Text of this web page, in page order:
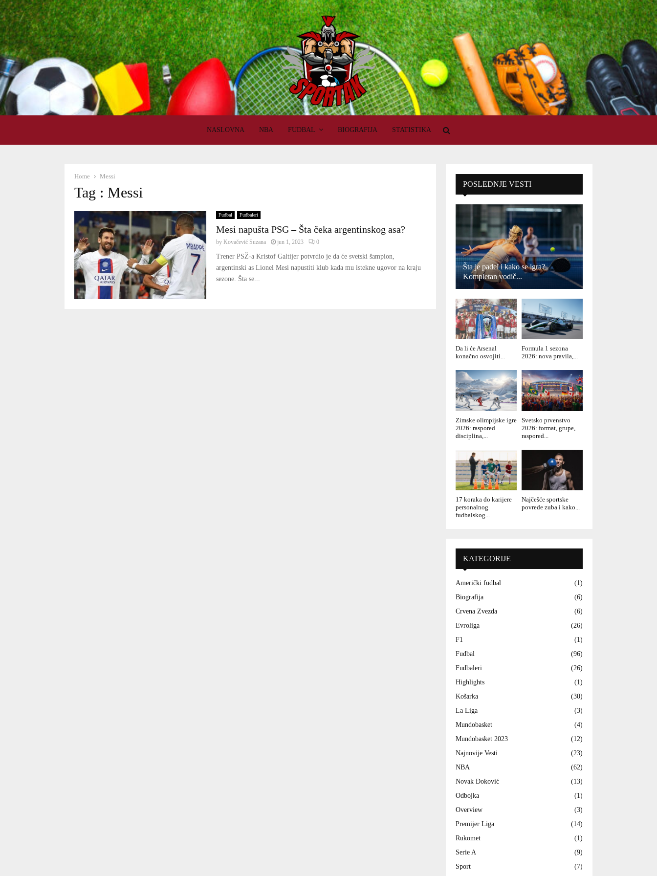
NASLOVNA NBA FUDBAL BIOGRAFIJA STATISTIKA
Home Messi
Tag : Messi
Fudbal Fudbaleri
Mesi napušta PSG – Šta čeka argentinskog asa?
by Kovačević Suzana jun 1, 2023 0
Trener PSŽ-a Kristof Galtijer potvrdio je da će svetski šampion,
argentinski as Lionel Mesi napustiti klub kada mu istekne ugovor na kraju
sezone. Šta se...
POSLEDNJE VESTI
Šta je padel i kako se igra?
Kompletan vodič...
Da li će Arsenal
konačno osvojiti...
Formula 1 sezona
2026: nova pravila,...
Zimske olimpijske igre
2026: raspored
disciplina,...
Svetsko prvenstvo
2026: format, grupe,
raspored...
17 koraka do karijere
personalnog
fudbalskog...
Najčešće sportske
povrede zuba i kako...
KATEGORIJE
Američki fudbal
(1)
Biografija
(6)
Crvena Zvezda
(6)
Evroliga
(26)
F1
(1)
Fudbal
(96)
Fudbaleri
(26)
Highlights
(1)
Košarka
(30)
La Liga
(3)
Mundobasket
(4)
Mundobasket 2023
(12)
Najnovije Vesti
(23)
NBA
(62)
Novak Đoković
(13)
Odbojka
(1)
Overview
(3)
Premijer Liga
(14)
Rukomet
(1)
Serie A
(9)
Sport
(7)